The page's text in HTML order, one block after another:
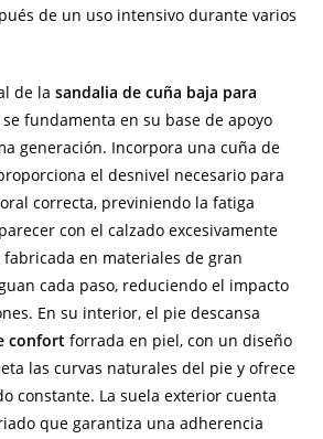
de un uso intensivo durante varios
de lasandalia de cuña baja para
se fundamenta en su base de apoyo
generación. Incorpora una cuña de
el desnivel necesario para
correcta, previniendo la fatiga
con el calzado excesivamente
fabricada en materiales de gran
cada paso, reduciendo el impacto
En su interior, el pie descansa
confort forrada en piel, con un diseño
las curvas naturales del pie y ofrece
constante. La suela exterior cuenta
que garantiza una adherencia